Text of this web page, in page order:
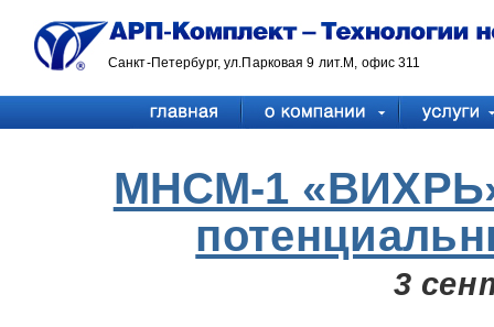
Санкт-Петербург, ул.Парковая 9 лит.М, офис 311
МНСМ-1 «ВИХРЬ»
3